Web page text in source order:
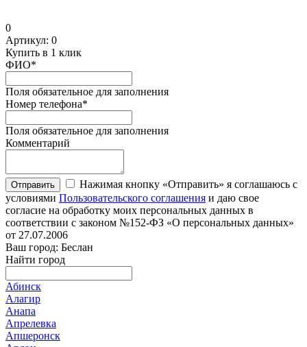
0
Артикул: 0
Купить в 1 клик
ФИО*
Поля обязательное для заполнения
Номер телефона*
Поля обязательное для заполнения
Комментарий
Отправить
Нажимая кнопку «Отправить» я соглашаюсь с
условиями Пользовательского соглашения и даю свое
согласие на обработку моих персональных данных в
соответствии с законом №152-ФЗ «О персональных данных»
от 27.07.2006
Ваш город: Беслан
Найти город
Абинск
Алагир
Анапа
Апрелевка
Апшеронск